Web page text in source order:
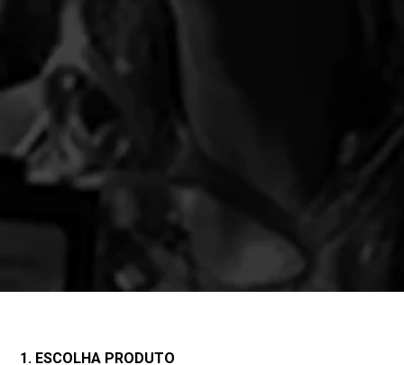
1. ESCOLHA PRODUTO